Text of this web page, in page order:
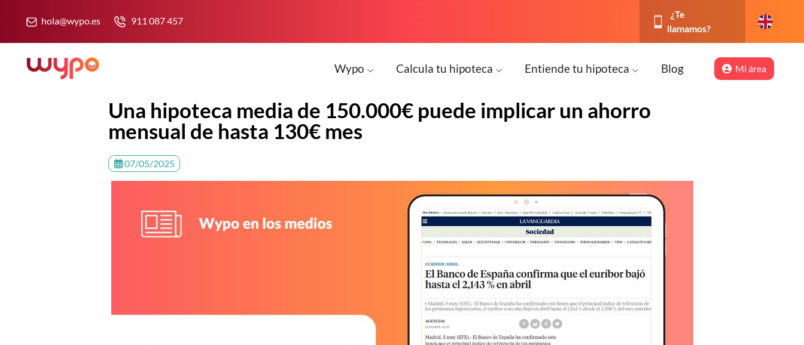
hola@wypo.es 911 087 457
¿Te
llamamos?
Wypo Calcula tu hipoteca Entiende tu hipoteca Blog Mi área
Una hipoteca media de 150.000€ puede implicar un ahorro
mensual de hasta 130€ mes
07/05/2025